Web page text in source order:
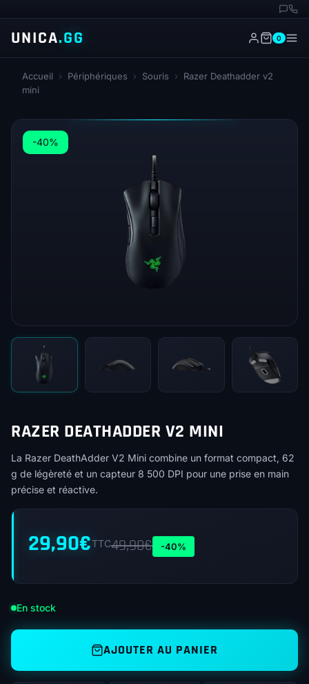
UNICA.GG 0
Accueil › Périphériques › Souris ›
Razer Deathadder v2
mini
-40%
RAZER DEATHADDER V2 MINI
La Razer DeathAdder V2 Mini combine un format compact, 62
g de légèreté et un capteur 8 500 DPI pour une prise en main
précise et réactive.
29,90€TTC49,90€ -40%
En stock
AJOUTER AU PANIER